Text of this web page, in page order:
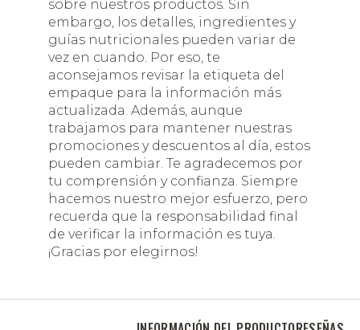
sobre nuestros productos. Sin
embargo, los detalles, ingredientes y
guías nutricionales pueden variar de
vez en cuando. Por eso, te
aconsejamos revisar la etiqueta del
empaque para la información más
actualizada. Además, aunque
trabajamos para mantener nuestras
promociones y descuentos al día, estos
pueden cambiar. Te agradecemos por
tu comprensión y confianza. Siempre
hacemos nuestro mejor esfuerzo, pero
recuerda que la responsabilidad final
de verificar la información es tuya.
¡Gracias por elegirnos!